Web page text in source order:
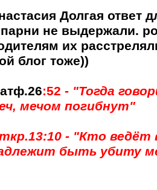
Долгая ответ
не выдержали.
их
блог тоже))
:52 - "Тогда
мечом погибнут"
- "Кто
быть убиту